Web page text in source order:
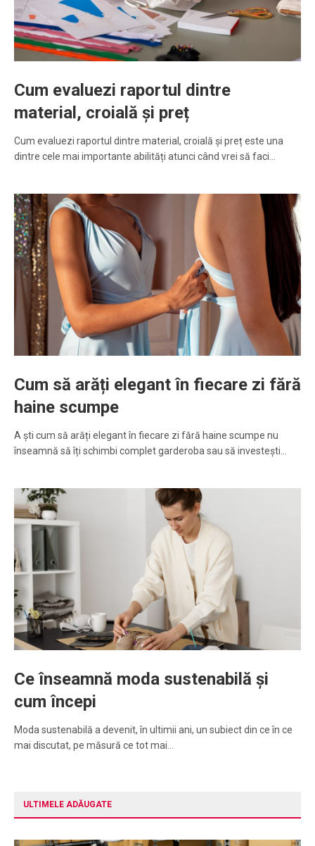
Cum evaluezi raportul dintre
material, croială și preț
Cum evaluezi raportul dintre material, croială și preț este una
dintre cele mai importante abilități atunci când vrei să faci…
Cum să arăți elegant în fiecare zi fără
haine scumpe
A ști cum să arăți elegant în fiecare zi fără haine scumpe nu
înseamnă să îți schimbi complet garderoba sau să investești…
Ce înseamnă moda sustenabilă și
cum începi
Moda sustenabilă a devenit, în ultimii ani, un subiect din ce în ce
mai discutat, pe măsură ce tot mai…
ULTIMELE ADĂUGATE